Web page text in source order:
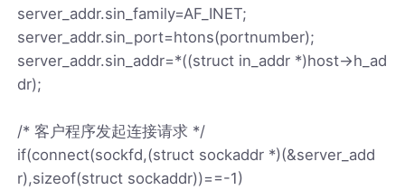
server_addr.sin_family=AF_INET;
server_addr.sin_port=htons(portnumber);
server_addr.sin_addr=*((struct in_addr *)host->h_ad
dr);
/* 客户程序发起连接请求 */
if(connect(sockfd,(struct sockaddr *)(&server_add
r),sizeof(struct sockaddr))==-1)